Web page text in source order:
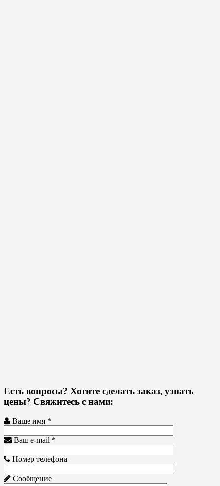
Есть вопросы? Хотите сделать заказ, узнать
цены? Свяжитесь с нами:
Ваше имя *
Ваш e-mail *
Номер телефона
Сообщение